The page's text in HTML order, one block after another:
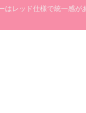
はレッド仕様で統一感が